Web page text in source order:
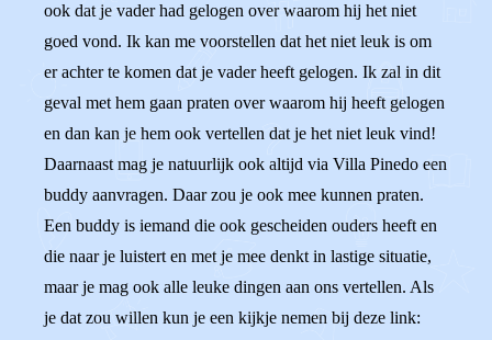
ook dat je vader had gelogen over waarom hij het niet
goed vond. Ik kan me voorstellen dat het niet leuk is om
er achter te komen dat je vader heeft gelogen. Ik zal in dit
geval met hem gaan praten over waarom hij heeft gelogen
en dan kan je hem ook vertellen dat je het niet leuk vind!
Daarnaast mag je natuurlijk ook altijd via Villa Pinedo een
buddy aanvragen. Daar zou je ook mee kunnen praten.
Een buddy is iemand die ook gescheiden ouders heeft en
die naar je luistert en met je mee denkt in lastige situatie,
maar je mag ook alle leuke dingen aan ons vertellen. Als
je dat zou willen kun je een kijkje nemen bij deze link: